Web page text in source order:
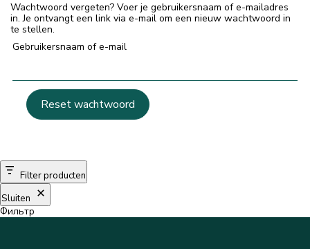
HAARBEHANDELING
NANO GOLD
MERKEN
Levering en Betaling
Wachtwoord vergeten? Voer je gebruikersnaam of e-mailadres
in. Je ontvangt een link via e-mail om een nieuw wachtwoord in
te stellen.
Gebruikersnaam of e-mail
Reset wachtwoord
Filter producten
Sluiten
Фильтр